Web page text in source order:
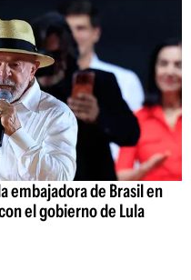
embajadora de Brasil en
el gobierno de Lula